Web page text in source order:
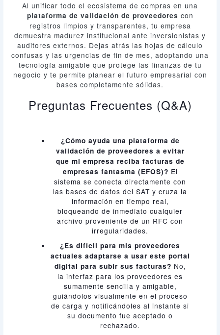
Al unificar todo el ecosistema de compras en una
plataforma de validación de proveedores con
registros limpios y transparentes, tu empresa
demuestra madurez institucional ante inversionistas y
auditores externos. Dejas atrás las hojas de cálculo
confusas y las urgencias de fin de mes, adoptando una
tecnología amigable que protege las finanzas de tu
negocio y te permite planear el futuro empresarial con
bases completamente sólidas.
Preguntas Frecuentes (Q&A)
¿Cómo ayuda una plataforma de
validación de proveedores a evitar
que mi empresa reciba facturas de
empresas fantasma (EFOS)? El
sistema se conecta directamente con
las bases de datos del SAT y cruza la
información en tiempo real,
bloqueando de inmediato cualquier
archivo proveniente de un RFC con
irregularidades.
¿Es difícil para mis proveedores
actuales adaptarse a usar este portal
digital para subir sus facturas? No,
la interfaz para los proveedores es
sumamente sencilla y amigable,
guiándolos visualmente en el proceso
de carga y notificándoles al instante si
su documento fue aceptado o
rechazado.